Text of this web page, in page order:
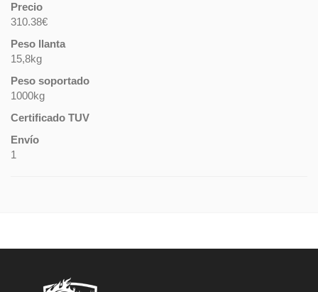
Precio
310.38€
Peso llanta
15,8kg
Peso soportado
1000kg
Certificado TUV
Envío
1